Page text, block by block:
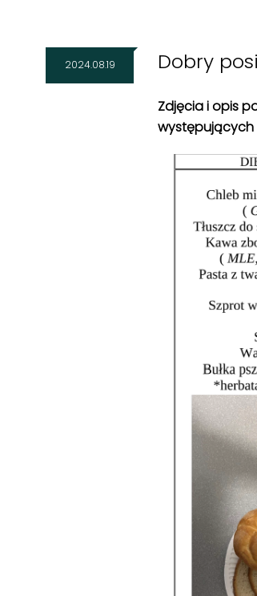
2024.08.19 Dobry
Zdjęcia i opis
występujących